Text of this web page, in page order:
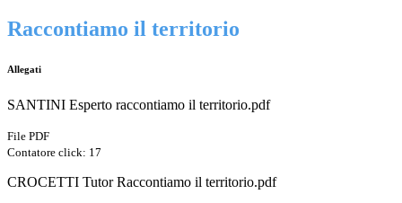
Raccontiamo il territorio
Allegati
SANTINI Esperto raccontiamo il territorio.pdf
File PDF
Contatore click: 17
CROCETTI Tutor Raccontiamo il territorio.pdf